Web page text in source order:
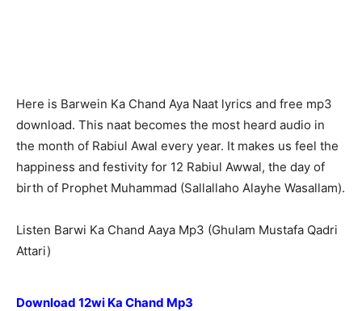
Here is Barwein Ka Chand Aya Naat lyrics and free mp3
download. This naat becomes the most heard audio in
the month of Rabiul Awal every year. It makes us feel the
happiness and festivity for 12 Rabiul Awwal, the day of
birth of Prophet Muhammad (Sallallaho Alayhe Wasallam).
Listen Barwi Ka Chand Aaya Mp3 (Ghulam Mustafa Qadri
Attari)
Download 12wi Ka Chand Mp3